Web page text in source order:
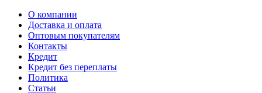
О компании
Доставка и оплата
Оптовым покупателям
Контакты
Кредит
Кредит без переплаты
Политика
Статьи